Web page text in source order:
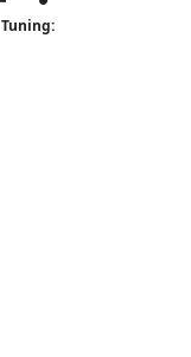
Tuning: